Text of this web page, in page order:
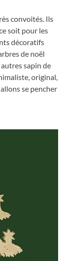
convoités. Ils
soit pour les
décoratifs
de noël
sapin de
original,
se pencher